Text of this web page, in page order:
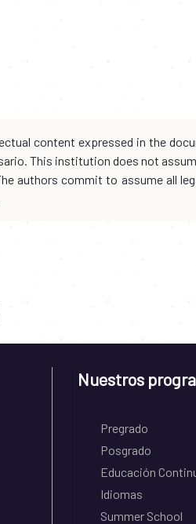
content expressed in the
This institution does not
authors commit to assume all
Nuestros
Pregrado
Posgrado
Educación
Idiomas
Summer School